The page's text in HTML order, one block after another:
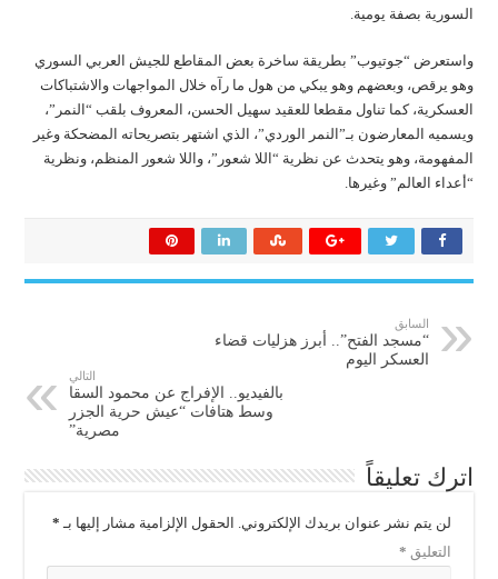
السورية بصفة يومية.
واستعرض “جوتيوب” بطريقة ساخرة بعض المقاطع للجيش العربي السوري
وهو يرقص، وبعضهم وهو يبكي من هول ما رآه خلال المواجهات والاشتباكات
العسكرية، كما تناول مقطعا للعقيد سهيل الحسن، المعروف بلقب “النمر”،
ويسميه المعارضون بـ”النمر الوردي”، الذي اشتهر بتصريحاته المضحكة وغير
المفهومة، وهو يتحدث عن نظرية “اللا شعور”، واللا شعور المنظم، ونظرية
“أعداء العالم” وغيرها.
السابق
“مسجد الفتح”.. أبرز هزليات قضاء
العسكر اليوم
التالي
بالفيديو.. الإفراج عن محمود السقا
وسط هتافات “عيش حرية الجزر
مصرية”
اترك تعليقاً
لن يتم نشر عنوان بريدك الإلكتروني. الحقول الإلزامية مشار إليها بـ *
التعليق *